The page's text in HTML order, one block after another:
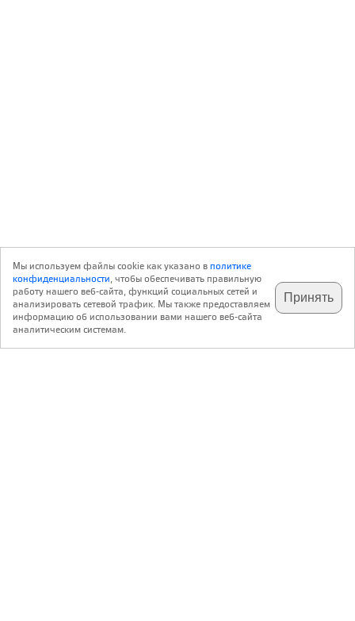
подпишитесь на наш
телеграм @archi_ru
✕
с 20 июля 1999 г.
Мы используем файлы cookie как указано вполитике
конфиденциальности, чтобы обеспечивать правильную
работу нашего веб-сайта, функций социальных сетей и
анализировать сетевой трафик. Мы также предоставляем
информацию об использовании вами нашего веб-сайта
аналитическим системам.
Принять